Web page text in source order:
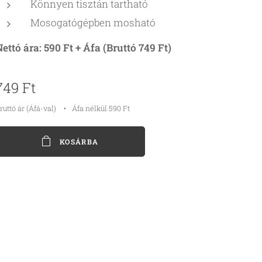
Könnyen tisztán tartható
Mosogatógépben mosható
ára: 590 Ft + Áfa (Bruttó 749 Ft)
Ft
ár (Áfá-val) Áfa nélkül 590 Ft
KOSÁRBA